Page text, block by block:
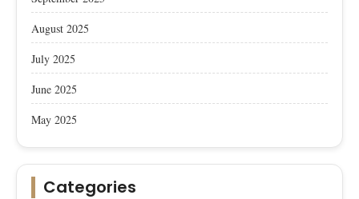
August 2025
July 2025
June 2025
May 2025
Categories